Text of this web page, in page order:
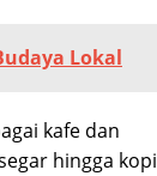
Lokal
kafe dan
hingga kopi